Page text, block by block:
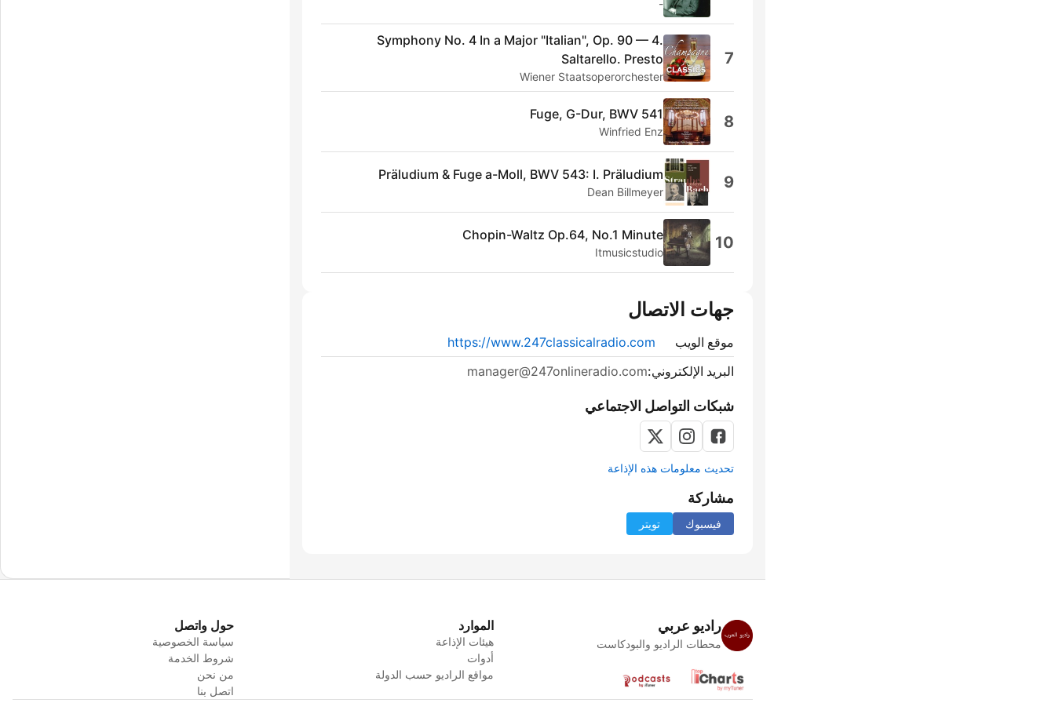
-
7
Symphony No. 4 In a Major "Italian", Op. 90 — 4.
Saltarello. Presto
Wiener Staatsoperorchester
8
Fuge, G-Dur, BWV 541
Winfried Enz
9
Präludium & Fuge a-Moll, BWV 543: I. Präludium
Dean Billmeyer
10
Chopin-Waltz Op.64, No.1 Minute
Itmusicstudio
جهات الاتصال
موقع الويب
https://www.247classicalradio.com
البريد الإلكتروني:manager@247onlineradio.com
شبكات التواصل الاجتماعي
تحديث معلومات هذه الإذاعة
مشاركة
فيسبوك تويتر
راديو عربي
محطات الراديو والبودكاست
الموارد
هيئات الإذاعة
أدوات
مواقع الراديو حسب الدولة
حول واتصل
سياسة الخصوصية
شروط الخدمة
من نحن
اتصل بنا